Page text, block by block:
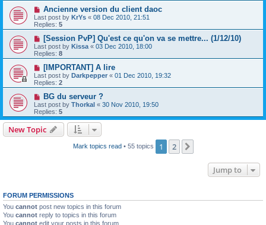
Ancienne version du client daoc
Last post by KrYs « 08 Dec 2010, 21:51
Replies: 5
[Session PvP] Qu'est ce qu'on va se mettre... (1/12/10)
Last post by Kissa « 03 Dec 2010, 18:00
Replies: 8
[IMPORTANT] A lire
Last post by Darkpepper « 01 Dec 2010, 19:32
Replies: 2
BG du serveur ?
Last post by Thorkal « 30 Nov 2010, 19:50
Replies: 5
New Topic
Mark topics read • 55 topics 1 2
Jump to
FORUM PERMISSIONS
You cannot post new topics in this forum
You cannot reply to topics in this forum
You cannot edit your posts in this forum